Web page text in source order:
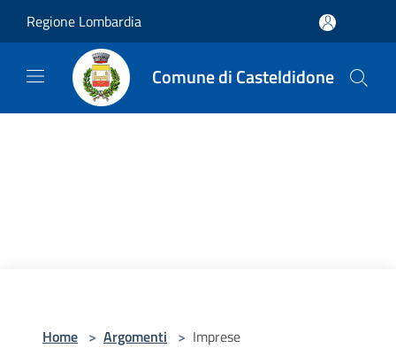
Regione Lombardia
Comune di Casteldidone
Home > Argomenti > Imprese